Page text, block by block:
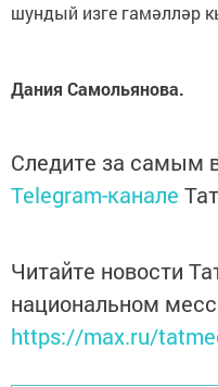
шундый изге гамәлләр
Дания Самольянова.
Следите за самым
Telegram-канале
Читайте новости
национальном
https://max.ru/